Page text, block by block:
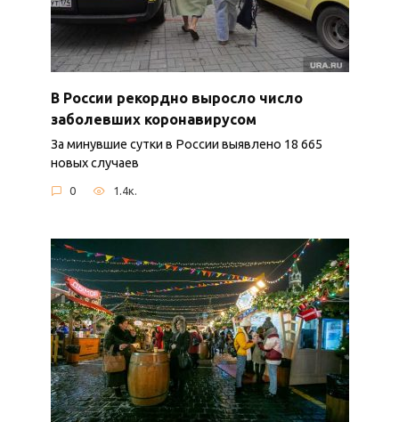
В России рекордно выросло число
заболевших коронавирусом
За минувшие сутки в России выявлено 18 665
новых случаев
0 1.4к.